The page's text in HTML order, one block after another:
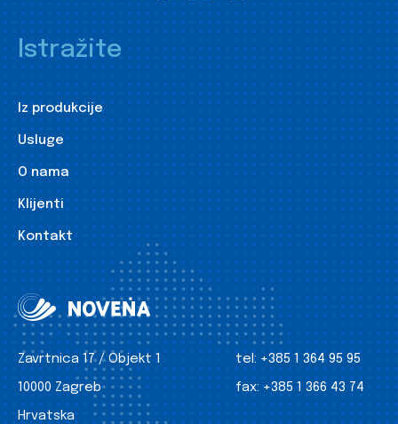
Istražite
Iz produkcije
Usluge
O nama
Klijenti
Kontakt
Zavrtnica 17 / Objekt 1
10000 Zagreb
Hrvatska
tel: +385 1 364 95 95
fax: +385 1 366 43 74